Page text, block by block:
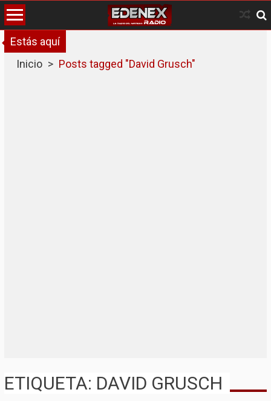
Skip
to
content
Estás aquí
Inicio > Posts tagged "David Grusch"
ETIQUETA: DAVID GRUSCH